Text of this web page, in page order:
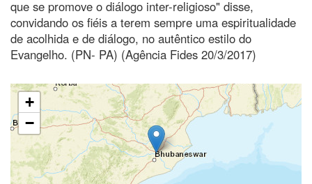
que se promove o diálogo inter-religioso" disse,
convidando os fiéis a terem sempre uma espiritualidade
de acolhida e de diálogo, no autêntico estilo do
Evangelho. (PN- PA) (Agência Fides 20/3/2017)
+
−